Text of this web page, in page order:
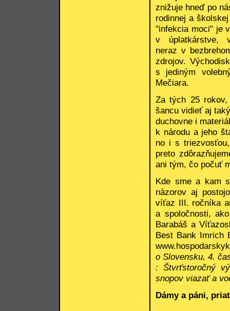
znižuje hneď po
rodinnej a
"infekcia moci" je
v úplatkárstve,
neraz v
zdrojov.
s jediným
Mečiara.
Za tých 25
šancu vidieť aj
duchovne i
k národu a jeho
no i s
preto
ani tým, čo počuť
Kde sme a kam
názorov aj
víťaz III. ročníka
a spoločnosti,
Barabáš a
Best Bank Imrich
o Slovensku, 4.
: Štvrťstoročný
snopov viazať a
Dámy a páni,